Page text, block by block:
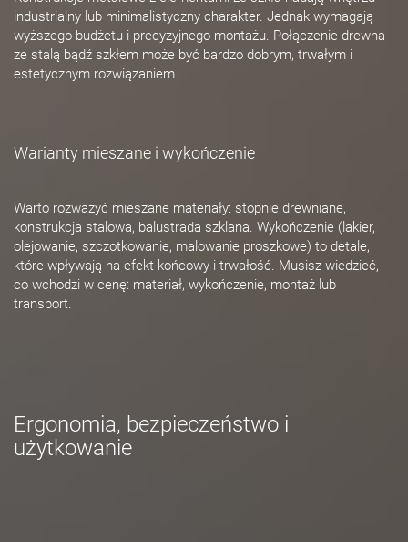
industrialny lub minimalistyczny charakter. Jednak wymagają
wyższego budżetu i precyzyjnego montażu. Połączenie drewna
ze stalą bądź szkłem może być bardzo dobrym, trwałym i
estetycznym rozwiązaniem.
Warianty mieszane i wykończenie
Warto rozważyć mieszane materiały: stopnie drewniane,
konstrukcja stalowa, balustrada szklana. Wykończenie (lakier,
olejowanie, szczotkowanie, malowanie proszkowe) to detale,
które wpływają na efekt końcowy i trwałość. Musisz wiedzieć,
co wchodzi w cenę: materiał, wykończenie, montaż lub
transport.
Ergonomia, bezpieczeństwo i
użytkowanie